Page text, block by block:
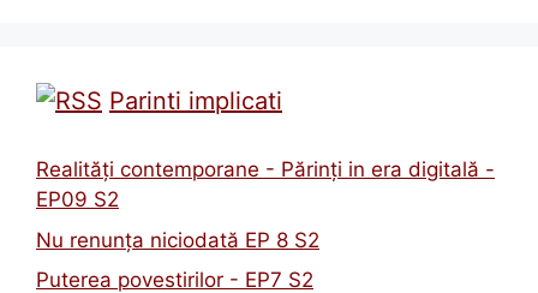
Parinti implicati
Realități contemporane - Părinți in era digitală -
EP09 S2
Nu renunța niciodată EP 8 S2
Puterea povestirilor - EP7 S2